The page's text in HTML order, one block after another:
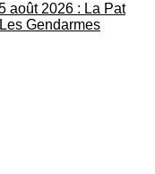
août 2026 : La Pat
Gendarmes